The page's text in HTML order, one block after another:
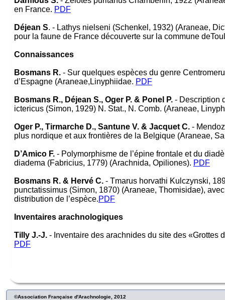
en France. PDF
Déjean S. - Lathys nielseni (Schenkel, 1932) (Araneae,
pour la faune de France découverte sur la commune
Connaissances
Bosmans R. - Sur quelques espèces du genre
d’Espagne (Araneae,Linyphiidae. PDF
Bosmans R., Déjean S., Oger P. & Ponel P. - Description
ictericus (Simon, 1929) N. Stat., N. Comb. (Araneae,
Oger P., Tirmarche D., Santune V. & Jacquet C. -
plus nordique et aux frontières de la Belgique (Araneae,
D’Amico F. - Polymorphisme de l’épine frontale et du
diadema (Fabricius, 1779) (Arachnida, Opiliones). PDF
Bosmans R. & Hervé C. - Tmarus horvathi Kulczynski,
punctatissimus (Simon, 1870) (Araneae, Thomisidae),
distribution de l’espèce.PDF
Inventaires arachnologiques
Tilly J.-J. - Inventaire des arachnides du site des «Grottes
PDF
©Association Française d'Arachnologie, 2012